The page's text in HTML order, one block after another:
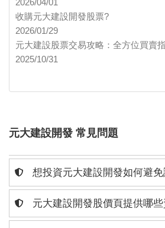
2026/04/01
收購元大建設開發股票?
2026/01/29
元大建設股票交易攻略：全方位買賣
2025/10/31
元大建設開發 常見問題
想投資元大建設開發如何避
元大建設開發股價頁提供哪些